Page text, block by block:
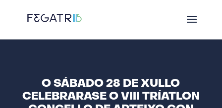
O SÁBADO 28 DE XULLO
CELEBRARASE O VIII TRÍATLON